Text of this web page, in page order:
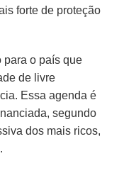
forte de proteção
para o país que
de livre
Essa agenda é
segundo
dos mais ricos,